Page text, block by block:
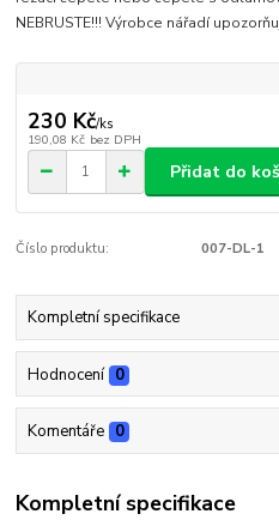
NEBRUSTE!!! Výrobce nářadí
230 Kč/ks
190,08 Kč bez DPH
Přidat do
Číslo produktu: 007-DL-1
Kompletní specifikace
Hodnocení 0
Komentáře 0
Kompletní specifikace